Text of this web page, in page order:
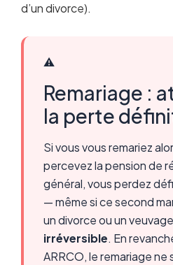
d’un divorce).
⚠️
Remariage :
la perte
Si vous vous remariez
percevez la pension de
général, vous perdez
— même si ce second
un divorce ou un
irréversible. En
ARRCO, le remariage ne